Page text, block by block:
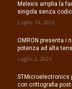
Melexis amplia la
singola senza
Luglio 16, 2026
OMRON presenta i
potenza ad alta
Luglio 2, 2026
STMicroelectronics
con crittografia